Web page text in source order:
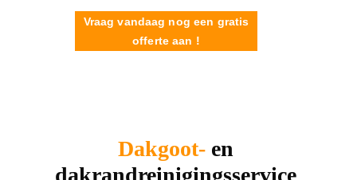
Vraag vandaag nog een gratis
offerte aan !
Dakgoot- en
dakrandreinigingsservice